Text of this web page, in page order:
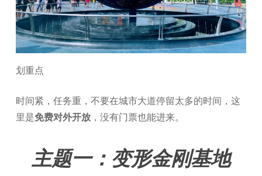
划重点
时间紧，任务重，不要在城市大道停留太多的时间，这
里是免费对外开放，没有门票也能进来。
主题一：变形金刚基地